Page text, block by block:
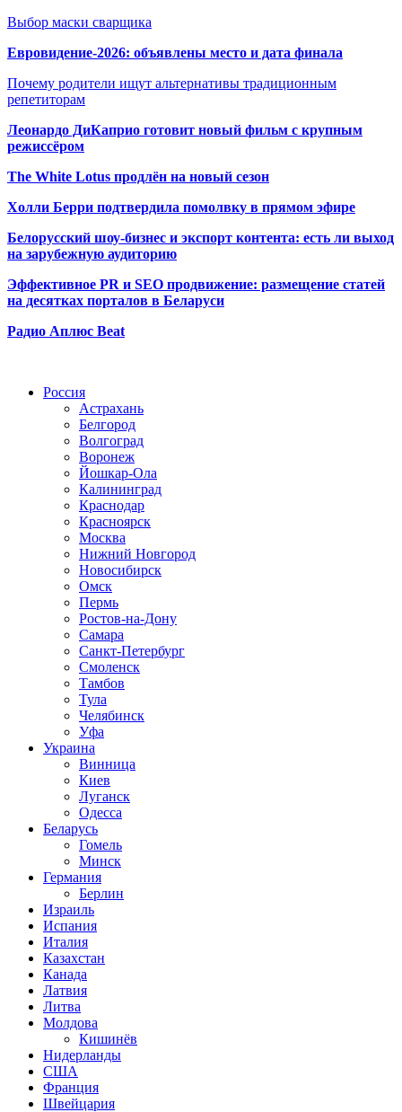
Выбор маски сварщика
Евровидение-2026: объявлены место и дата финала
Почему родители ищут альтернативы традиционным
репетиторам
Леонардо ДиКаприо готовит новый фильм с крупным
режиссёром
The White Lotus продлён на новый сезон
Холли Берри подтвердила помолвку в прямом эфире
Белорусский шоу-бизнес и экспорт контента: есть ли выход
на зарубежную аудиторию
Эффективное PR и SEO продвижение: размещение статей
на десятках порталов в Беларуси
Радио Аплюс Beat
Россия
Астрахань
Белгород
Волгоград
Воронеж
Йошкар-Ола
Калининград
Краснодар
Красноярск
Москва
Нижний Новгород
Новосибирск
Омск
Пермь
Ростов-на-Дону
Самара
Санкт-Петербург
Смоленск
Тамбов
Тула
Челябинск
Уфа
Украина
Винница
Киев
Луганск
Одесса
Беларусь
Гомель
Минск
Германия
Берлин
Израиль
Испания
Италия
Казахстан
Канада
Латвия
Литва
Молдова
Кишинёв
Нидерланды
США
Франция
Швейцария